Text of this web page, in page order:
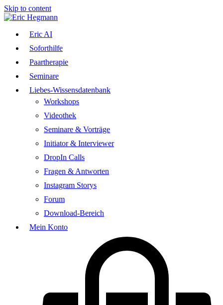
Skip to content
Eric AI
Soforthilfe
Paartherapie
Seminare
Liebes-Wissensdatenbank
Workshops
Videothek
Seminare & Vorträge
Initiator & Interviewer
DropIn Calls
Fragen & Antworten
Instagram Storys
Forum
Download-Bereich
Mein Konto